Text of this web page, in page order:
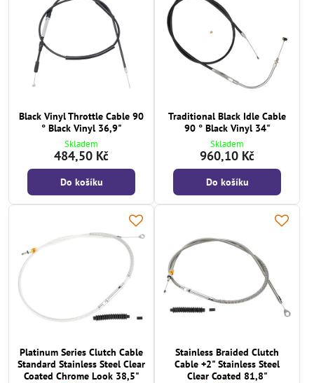
Black Vinyl Throttle Cable 90
° Black Vinyl 36,9"
Skladem
484,50 Kč
Do košíku
Traditional Black Idle Cable
90 ° Black Vinyl 34"
Skladem
960,10 Kč
Do košíku
Platinum Series Clutch Cable
Standard Stainless Steel Clear
Coated Chrome Look 38,5"
Stainless Braided Clutch
Cable +2" Stainless Steel
Clear Coated 81,8"